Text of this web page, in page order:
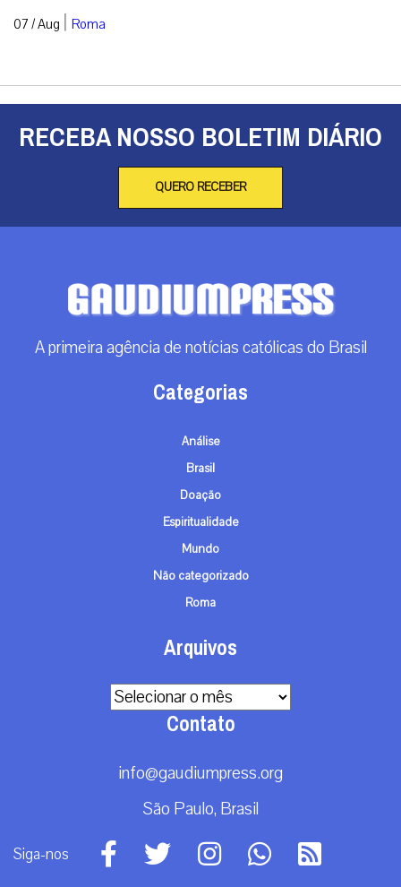
07 / Aug | Roma
RECEBA NOSSO BOLETIM DIÁRIO
QUERO RECEBER
A primeira agência de notícias católicas do Brasil
Categorias
Análise
Brasil
Doação
Espiritualidade
Mundo
Não categorizado
Roma
Arquivos
Arquivos
Contato
info@gaudiumpress.org
São Paulo, Brasil
Siga-nos